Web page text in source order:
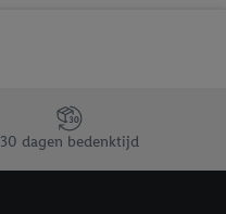
30 dagen bedenktijd